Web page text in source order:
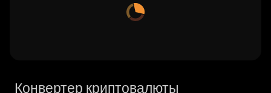
Конвертер криптовалюты